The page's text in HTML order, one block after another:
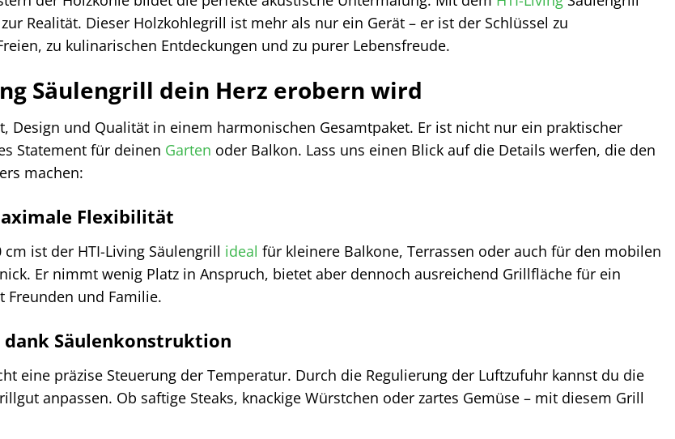
Realität. Dieser Holzkohlegrill ist mehr als nur ein Gerät – er ist der Schlüssel zu
zu kulinarischen Entdeckungen und zu purer Lebensfreude.
Säulengrill dein Herz erobern wird
Design und Qualität in einem harmonischen Gesamtpaket. Er ist nicht nur ein praktischer
Statement für deinen Garten oder Balkon. Lass uns einen Blick auf die Details werfen, die den
machen:
Flexibilität
ist der HTI-Living Säulengrill ideal für kleinere Balkone, Terrassen oder auch für den mobilen
Er nimmt wenig Platz in Anspruch, bietet aber dennoch ausreichend Grillfläche für ein
und Familie.
Säulenkonstruktion
eine präzise Steuerung der Temperatur. Durch die Regulierung der Luftzufuhr kannst du die
anpassen. Ob saftige Steaks, knackige Würstchen oder zartes Gemüse – mit diesem Grill